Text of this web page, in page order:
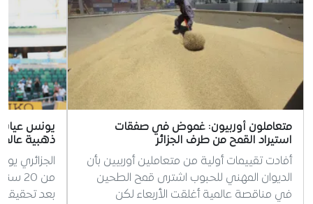
متعاملون أوربيون: غموض في صفقات
استيراد القمح من طرف الجزائر
أفادت تقييمات أولية من متعاملين أوربيين بأن
الديوان المهني للحبوب اشترى قمح الطحين
في مناقصة عالمية أغلقت الأربعاء لكن
يونس
ذهبية
الجزائري
من
بعد تحقيقه